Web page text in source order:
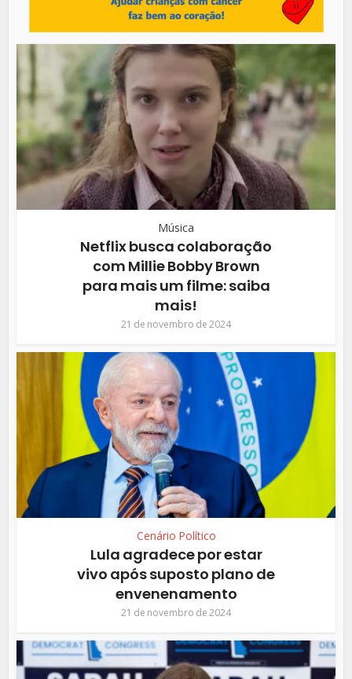
Música
Netflix busca colaboração
com Millie Bobby Brown
para mais um filme: saiba
mais!
21 de novembro de 2024
Cenário Político
Lula agradece por estar
vivo após suposto plano de
envenenamento
21 de novembro de 2024